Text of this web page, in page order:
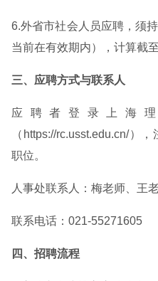
6.外省市社会人员应聘，须
当前在有效期内），计算截
三、应聘方式与联系人
应聘者登录上海
（https://rc.usst.edu.cn/）
职位。
人事处联系人：梅老师、王
联系电话：021-55271605
四、招聘流程